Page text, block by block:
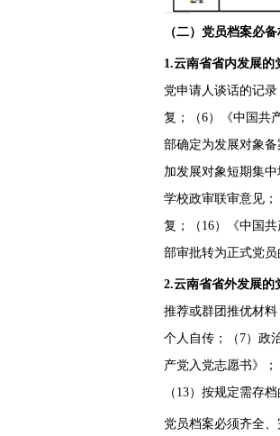
（二） 党员档案必备
1.云南省省内发展的
党申请人谈话的记
复；（6）《中国共
部确定为发展对象
加发展对象短期集
学校政审联审意见
复；（16）《中国
部审批转为正式党员
2.云南省省外发展的
推荐或群团推优材
个人自传；（7）政
产党入党志愿书》
（13）按规定需存
党员档案必须齐全